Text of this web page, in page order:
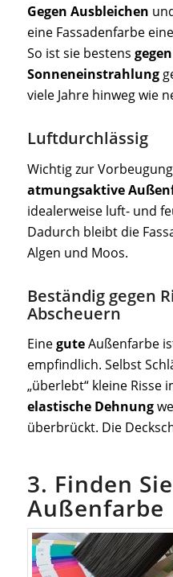
Gegen Ausbleichen
eine Fassadenfarbe
So ist sie bestens
Sonneneinstrahlung
viele Jahre hinweg wie
Luftdurchlässig
Wichtig zur
atmungsaktive
idealerweise luft- und
Dadurch bleibt die
Algen und Moos.
Beständig gegen
Abscheuern
EineguteAußenfarbe
empfindlich. Selbst
„überlebt“ kleine Risse
elastische Dehnung
überbrückt. Die
3. Finden
Außenfarbe